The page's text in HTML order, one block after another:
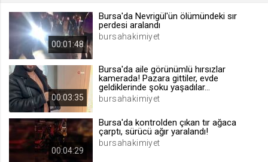
.web.tv
Oturum doğrulama verisi
channelCategories
.web.tv
1 yıl
00:01:48
Bursa'da Nevrigül'ün ölümündeki sır
perdesi aralandı
bursahakimiyet
00:03:35
Bursa'da aile görünümlü hırsızlar
kamerada! Pazara gittiler, evde
geldiklerinde şoku yaşadılar...
bursahakimiyet
00:04:29
Bursa'da kontrolden çıkan tır ağaca
çarptı, sürücü ağır yaralandı!
bursahakimiyet